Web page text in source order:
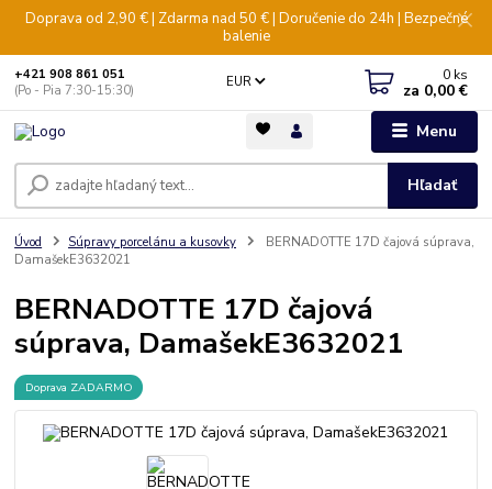
Doprava od 2,90 € | Zdarma nad 50 € | Doručenie do 24h | Bezpečné
balenie
Menu
EUR
Hľadať
+421 908 861 051
(Po - Pia 7:30-15:30)
0 ks
za 0,00 €
Úvod Súpravy porcelánu a kusovky
BERNADOTTE 17D čajová súprava,
DamašekE3632021
BERNADOTTE 17D čajová
súprava, DamašekE3632021
Doprava ZADARMO